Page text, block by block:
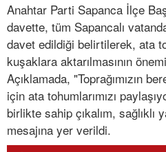
Anahtar Parti Sapanca İlçe
davette, tüm Sapancalı
davet edildiği belirtilerek, ata
kuşaklara aktarılmasının
Açıklamada, "Toprağımızın
için ata tohumlarımızı
birlikte sahip çıkalım,
mesajına yer verildi.